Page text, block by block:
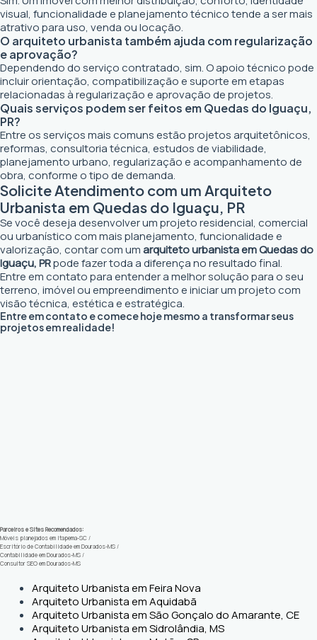
visual, funcionalidade e planejamento técnico tende a ser mais
atrativo para uso, venda ou locação.
O arquiteto urbanista também ajuda com regularização
e aprovação?
Dependendo do serviço contratado, sim. O apoio técnico pode
incluir orientação, compatibilização e suporte em etapas
relacionadas à regularização e aprovação de projetos.
Quais serviços podem ser feitos em Quedas do Iguaçu,
PR?
Entre os serviços mais comuns estão projetos arquitetônicos,
reformas, consultoria técnica, estudos de viabilidade,
planejamento urbano, regularização e acompanhamento de
obra, conforme o tipo de demanda.
Solicite Atendimento com um Arquiteto
Urbanista em Quedas do Iguaçu, PR
Se você deseja desenvolver um projeto residencial, comercial
ou urbanístico com mais planejamento, funcionalidade e
valorização, contar com umarquiteto urbanista em Quedas do
Iguaçu, PRpode fazer toda a diferença no resultado final.
Entre em contato para entender a melhor solução para o seu
terreno, imóvel ou empreendimento e iniciar um projeto com
visão técnica, estética e estratégica.
Entre em contato e comece hoje mesmo a transformar seus
projetos em realidade!
Parceiros e Sites Recomendados:
Móveis planejados em Itapema-SC /
Escritório de Contabilidade em Dourados-MS /
Contabilidade em Dourados-MS /
Consultor SEO em Dourados-MS
Arquiteto Urbanista em Feira Nova
Arquiteto Urbanista em Aquidabã
Arquiteto Urbanista em São Gonçalo do Amarante, CE
Arquiteto Urbanista em Sidrolândia, MS